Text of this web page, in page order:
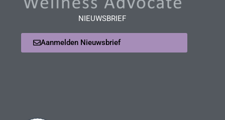
NIEUWSBRIEF
Aanmelden Nieuwsbrief